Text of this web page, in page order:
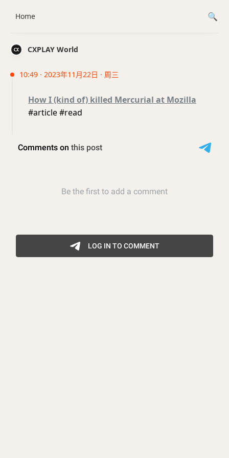
CXPLAY World
10:49 · 2023年11月22日 · 周三
How I (kind of) killed Mercurial at Mozilla
#article #read
Home